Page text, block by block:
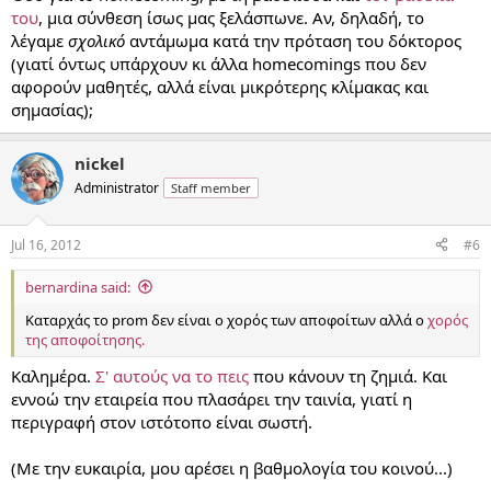
του, μια σύνθεση ίσως μας ξελάσπωνε. Αν, δηλαδή, το
λέγαμε σχολικό αντάμωμα κατά την πρόταση του δόκτορος
(γιατί όντως υπάρχουν κι άλλα homecomings που δεν
αφορούν μαθητές, αλλά είναι μικρότερης κλίμακας και
σημασίας);
nickel
Administrator Staff member
Jul 16, 2012 #6
bernardina said:
Καταρχάς το prom δεν είναι ο χορός των αποφοίτων αλλά οχορός
της αποφοίτησης.
Καλημέρα. Σ' αυτούς να το πεις που κάνουν τη ζημιά. Και
εννοώ την εταιρεία που πλασάρει την ταινία, γιατί η
περιγραφή στον ιστότοπο είναι σωστή.
(Με την ευκαιρία, μου αρέσει η βαθμολογία του κοινού...)